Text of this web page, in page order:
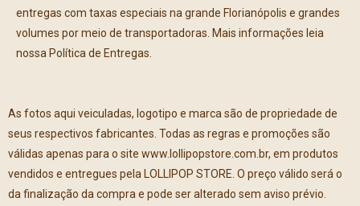
entregas com taxas especiais na grande Florianópolis e grandes
volumes por meio de transportadoras. Mais informações leia
nossa Política de Entregas.
As fotos aqui veiculadas, logotipo e marca são de propriedade de
seus respectivos fabricantes. Todas as regras e promoções são
válidas apenas para o site www.lollipopstore.com.br, em produtos
vendidos e entregues pela LOLLIPOP STORE. O preço válido será o
da finalização da compra e pode ser alterado sem aviso prévio.